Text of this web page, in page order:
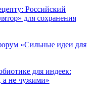
Российский
для сохранения
«Сильные идеи для
для индеек:
а не чужими»